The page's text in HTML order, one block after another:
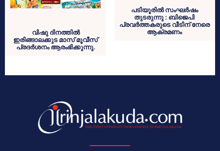
വിഷു ദിനത്തിൽ
ഇരിങ്ങാലക്കുട മാസ് മൂവീസ്
പ്രദർശനം ആരംഭിക്കുന്നു.
പടിയൂരിൽ സംഘർഷം
തുടരുന്നു : ബിജെപി
പ്രവർത്തകരുടെ വീടിന് നേരെ
ആക്രമണം